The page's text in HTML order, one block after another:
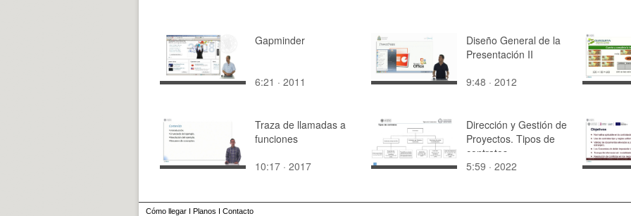
Gapminder
6:21 · 2011
Diseño General de la
Presentación II
9:48 · 2012
Traza de llamadas a
funciones
10:17 · 2017
Dirección y Gestión de
Proyectos. Tipos de
contratos
5:59 · 2022
Cómo llegar I Planos I Contacto